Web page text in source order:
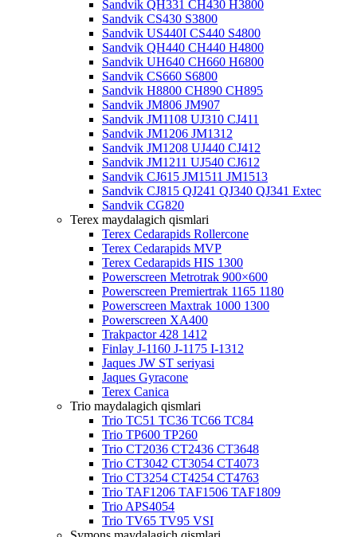
Sandvik QH331 CH430 H3800
Sandvik CS430 S3800
Sandvik US440I CS440 S4800
Sandvik QH440 CH440 H4800
Sandvik UH640 CH660 H6800
Sandvik CS660 S6800
Sandvik H8800 CH890 CH895
Sandvik JM806 JM907
Sandvik JM1108 UJ310 CJ411
Sandvik JM1206 JM1312
Sandvik JM1208 UJ440 CJ412
Sandvik JM1211 UJ540 CJ612
Sandvik CJ615 JM1511 JM1513
Sandvik CJ815 QJ241 QJ340 QJ341 Extec
Sandvik CG820
Terex maydalagich qismlari
Terex Cedarapids Rollercone
Terex Cedarapids MVP
Terex Cedarapids HIS 1300
Powerscreen Metrotrak 900×600
Powerscreen Premiertrak 1165 1180
Powerscreen Maxtrak 1000 1300
Powerscreen XA400
Trakpactor 428 1412
Finlay J-1160 J-1175 I-1312
Jaques JW ST seriyasi
Jaques Gyracone
Terex Canica
Trio maydalagich qismlari
Trio TC51 TC36 TC66 TC84
Trio TP600 TP260
Trio CT2036 CT2436 CT3648
Trio CT3042 CT3054 CT4073
Trio CT3254 CT4254 CT4763
Trio TAF1206 TAF1506 TAF1809
Trio APS4054
Trio TV65 TV95 VSI